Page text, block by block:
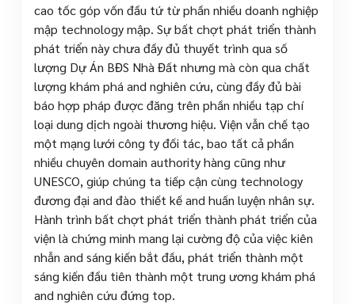
cao tốc góp vốn đầu tứ từ phần nhiều doanh nghiệp
mập technology mập. Sự bất chợt phát triển thành
phát triển này chưa đầy đủ thuyết trình qua số
lượng Dự Án BĐS Nhà Đất nhưng mà còn qua chất
lượng khám phá and nghiên cứu, cùng đầy đủ bài
báo hợp pháp được đăng trên phần nhiều tạp chí
loại dung dịch ngoài thương hiệu. Viện vẫn chế tạo
một mạng lưới công ty đối tác, bao tất cả phần
nhiều chuyên domain authority hàng cũng như
UNESCO, giúp chúng ta tiếp cận cùng technology
đương đại and đào thiết kế and huấn luyện nhân sự.
Hành trình bất chợt phát triển thành phát triển của
viện là chứng minh mang lại cường độ của việc kiên
nhẫn and sáng kiến bắt đầu, phát triển thành một
sáng kiến đầu tiên thành một trung ương khám phá
and nghiên cứu đứng top.